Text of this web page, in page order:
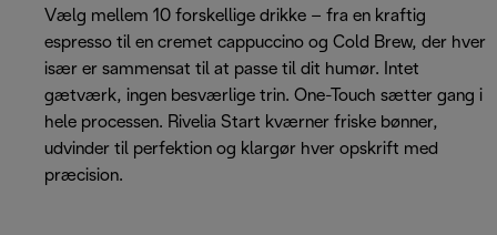
Vælg mellem 10 forskellige drikke – fra en kraftig
espresso til en cremet cappuccino og Cold Brew, der hver
især er sammensat til at passe til dit humør. Intet
gætværk, ingen besværlige trin. One-Touch sætter gang i
hele processen. Rivelia Start kværner friske bønner,
udvinder til perfektion og klargør hver opskrift med
præcision.